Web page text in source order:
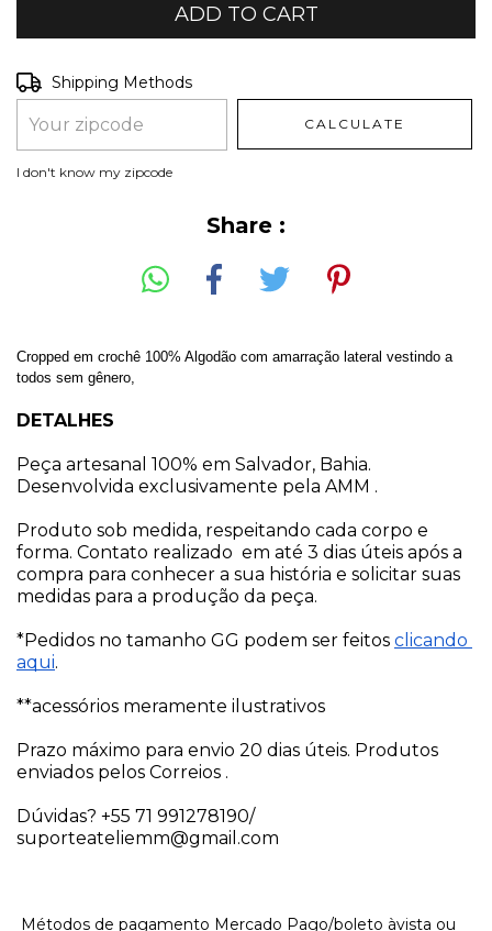
Shipping for zipcode:
Shipping Methods
CALCULATE
I don't know my zipcode
Share :
Cropped em crochê 100% Algodão com amarração lateral vestindo a
todos sem gênero,
DETALHES
Peça artesanal 100% em Salvador, Bahia.
Desenvolvida exclusivamente pela AMM .
Produto sob medida, respeitando cada corpo e
forma. Contato realizado  em até 3 dias úteis após a
compra para conhecer a sua história e solicitar suas
medidas para a produção da peça.
*Pedidos no tamanho GG podem ser feitos clicando
aqui.
**acessórios meramente ilustrativos
Prazo máximo para envio 20 dias úteis. Produtos
enviados pelos Correios .
Dúvidas? +55 71 991278190/
suporteateliemm@gmail.com
Métodos de pagamento Mercado Pago/boleto àvista ou